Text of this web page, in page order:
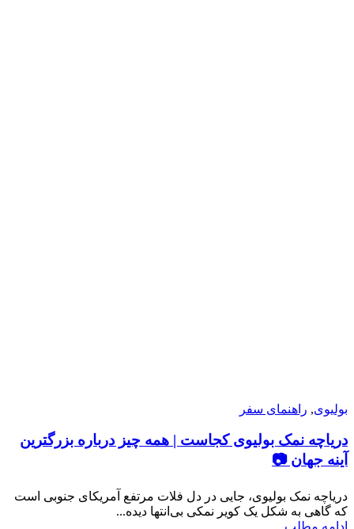
بولیوی, راهنمای سفر
دریاچه نمک بولیوی کجاست | همه چیز درباره بزرگترین
آینه جهان 📷
دریاچه نمک بولیوی، جایی در دل فلات مرتفع آمریکای جنوبی است
که گاهی به شکل یک کویر نمکی بی‌انتها دیده...